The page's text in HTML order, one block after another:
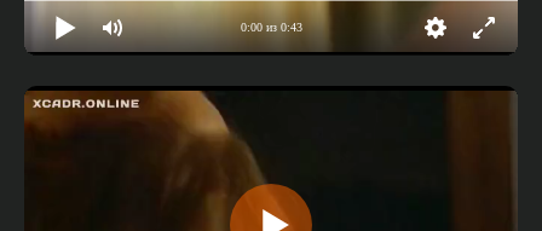
0:00 из 0:43